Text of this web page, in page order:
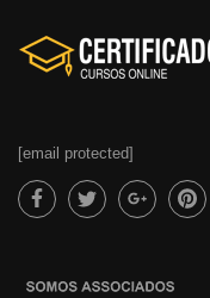
[email protected]